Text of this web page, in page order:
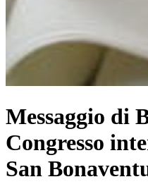
Messaggio di
Congresso
San